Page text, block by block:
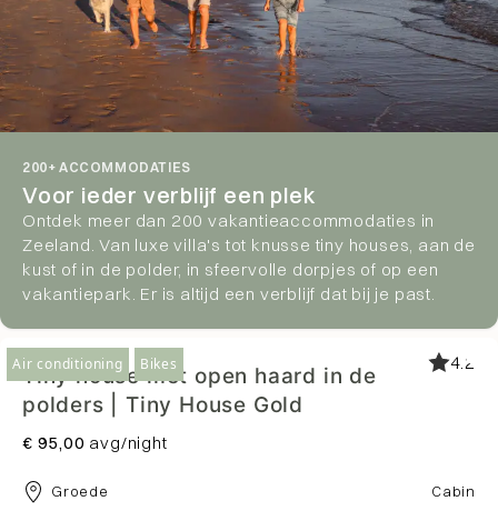
200+ ACCOMMODATIES
Voor ieder verblijf een plek
Ontdek meer dan 200 vakantieaccommodaties in
Zeeland. Van luxe villa's tot knusse tiny houses, aan de
kust of in de polder, in sfeervolle dorpjes of op een
vakantiepark. Er is altijd een verblijf dat bij je past.
Air conditioning Bikes
Tiny house met open haard in de
polders | Tiny House Gold
4.2
€ 95,00 avg/night
Groede Cabin